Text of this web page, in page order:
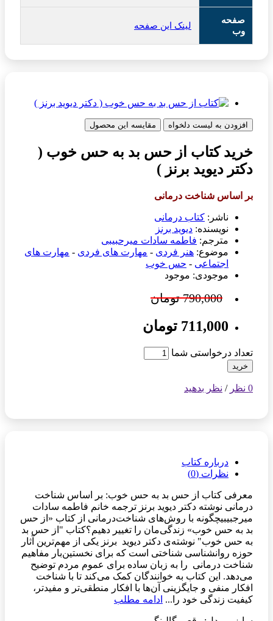
صفحه
وب
لینک این صفحه
افزودن به لیست دلخواه مقایسه این محصول
خرید کتاب از حس بد به حس خوب (
دکتر دیوید برنز )
بر اساس شناخت درمانی
ناشر: کتاب درمانی
نویسنده: دیوید برنز
مترجم: فاطمه سادات میرحبیبی
موضوع: هنر فردی - مهارت های فردی - مهارت های
اجتماعی - حس خوب
موجودی: موجود
790,000 تومان
711,000 تومان
تعداد درخواستی شما
خرید
0 نظر / نظر بدهید
درباره کتاب
نظرات (0)
معرفی کتاب از حس بد به حس خوب: بر اساس شناخت
درمانی نوشته دکتر دیوید برنز ترجمه خانم فاطمه سادات
میرجبیبیچگونه با روش‌های شناخت‌درمانی از کتاب «از حس
بد به حس خوب» زندگی‌مان را تغییر دهیم؟کتاب "از حس بد
به حس خوب" نوشته‌ی دکتر دیوید برنز یکی از مهم‌ترین آثار
حوزه روانشناسی شناختی است که برای نخستین‌بار مفاهیم
شناخت درمانی را به زبان ساده برای عموم مردم توضیح
می‌دهد. این کتاب به خوانندگان کمک می‌کند تا با شناخت
افکار منفی و جایگزینی آن‌ها با افکار منطقی‌تر و مفیدتر،
کیفیت زندگی خود را... ادامه مطلب